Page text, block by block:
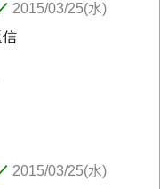
2015/03/25(水)
2015/03/25(水)